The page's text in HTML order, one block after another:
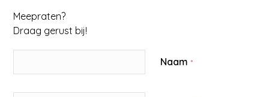
Meepraten?
Draag gerust bij!
Naam*